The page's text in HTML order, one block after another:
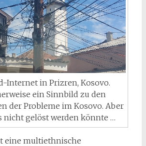
Internet in Prizren, Kosovo.
ein Sinnbild zu den
der Probleme im Kosovo. Aber
nicht gelöst werden könnte …
eine multiethnische